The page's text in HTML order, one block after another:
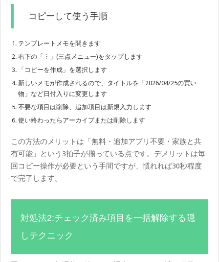
コピーして使う手順
テンプレートメモを開きます
右下の「︙」(三点メニュー)をタップします
「コピーを作成」を選択します
新しいメモが作成されるので、タイトルを「2026/04/25の買い
物」など日付入りに変更します
不要な項目は削除、追加項目は新規入力します
使い終わったらアーカイブまたは削除します
この方法のメリットは「無料・追加アプリ不要・家族と共
有可能」という3拍子が揃っている点です。デメリットは毎
回コピー操作が必要という手間ですが、慣れれば30秒程度
で完了します。
対処法2:チェック済み項目を一括解除する隠
しテクニック